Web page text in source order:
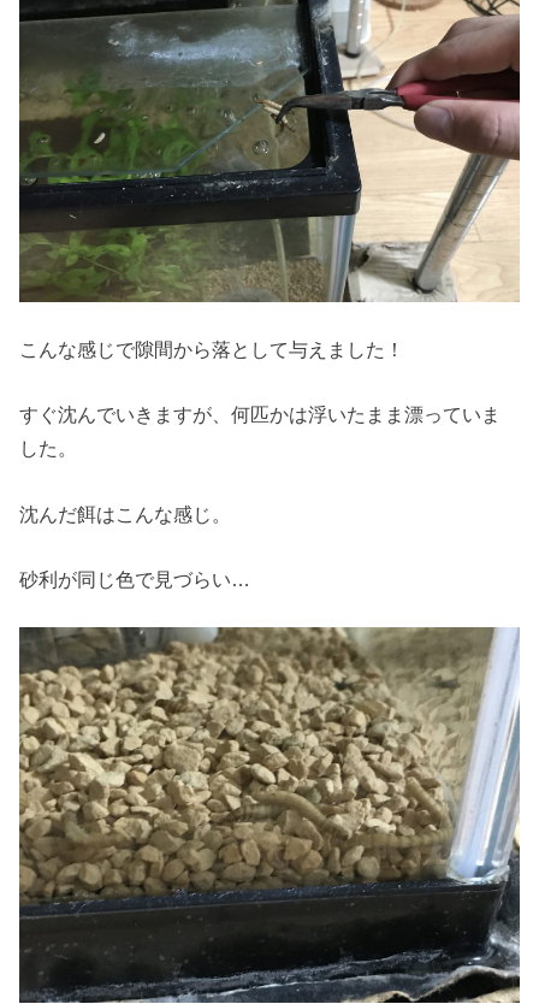
こんな感じで隙間から落として与えました！
すぐ沈んでいきますが、何匹かは浮いたまま漂っていま
した。
沈んだ餌はこんな感じ。
砂利が同じ色で見づらい…